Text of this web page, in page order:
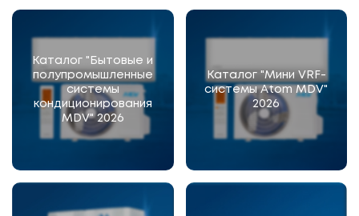
Каталог "Бытовые и
полупромышленные
системы
кондиционирования
MDV" 2026
Каталог "Мини VRF-
системы Atom MDV"
2026